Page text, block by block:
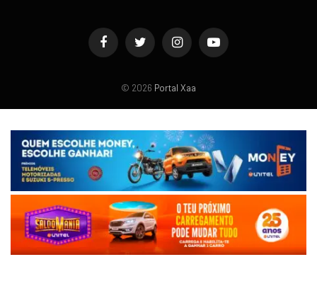
FacebookTwitter InstagramYouTube
© 2026 Portal Xaa